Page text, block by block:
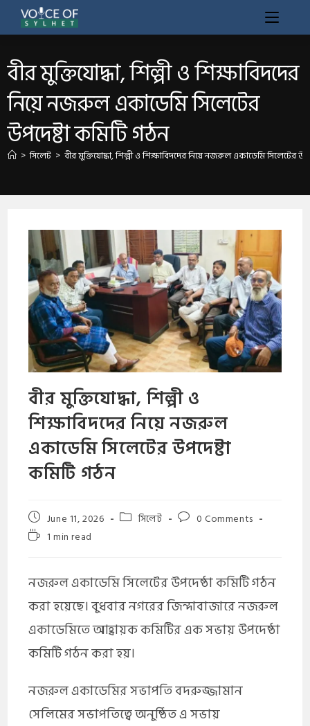
​বীর মুক্তিযোদ্ধা, শিল্পী ও শিক্ষাবিদদের
নিয়ে নজরুল একাডেমি সিলেটের
উপদেষ্টা কমিটি গঠন
> সিলেট > ​বীর মুক্তিযোদ্ধা, শিল্পী ও শিক্ষাবিদদের নিয়ে নজরুল একাডেমি সিলেটের
​বীর মুক্তিযোদ্ধা, শিল্পী ও
শিক্ষাবিদদের নিয়ে নজরুল
একাডেমি সিলেটের উপদেষ্টা
কমিটি গঠন
June 11, 2026 সিলেট
0 Comments
1 min read
নজরুল একাডেমি সিলেটের উপদেষ্ঠা কমিটি গঠন
করা হয়েছে। বুধবার নগরের জিন্দাবাজারে নজরুল
একাডেমিতে আহ্বায়ক কমিটির এক সভায় উপদেষ্ঠা
কমিটি গঠন করা হয়।
নজরুল একাডেমির সভাপতি বদরুজ্জামান
সেলিমের সভাপতিত্বে অনুষ্ঠিত এ সভায়